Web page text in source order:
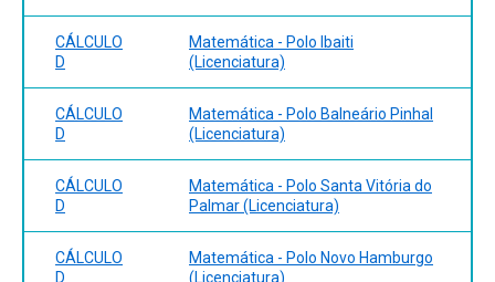
CÁLCULO
D
Matemática - Polo Ibaiti
(Licenciatura)
CÁLCULO
D
Matemática - Polo Balneário Pinhal
(Licenciatura)
CÁLCULO
D
Matemática - Polo Santa Vitória do
Palmar (Licenciatura)
CÁLCULO
D
Matemática - Polo Novo Hamburgo
(Licenciatura)